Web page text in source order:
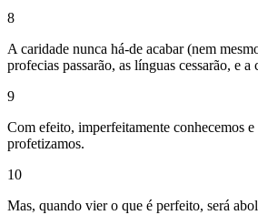
8
A caridade nunca há-de acabar (nem
profecias passarão, as línguas cessarão, e a
9
Com efeito, imperfeitamente conhecemos
profetizamos.
10
Mas, quando vier o que é perfeito, será